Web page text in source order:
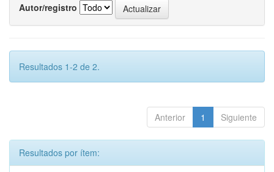
Autor/registro
Resultados 1-2 de 2.
Anterior 1 Siguiente
Resultados por ítem: